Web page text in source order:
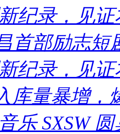
纪录，见
首部励志短
纪录，见
库量暴增，
乐 SXSW